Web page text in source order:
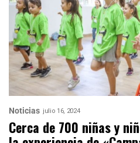
Noticias julio 16, 2024
Cerca de 700 niñas y